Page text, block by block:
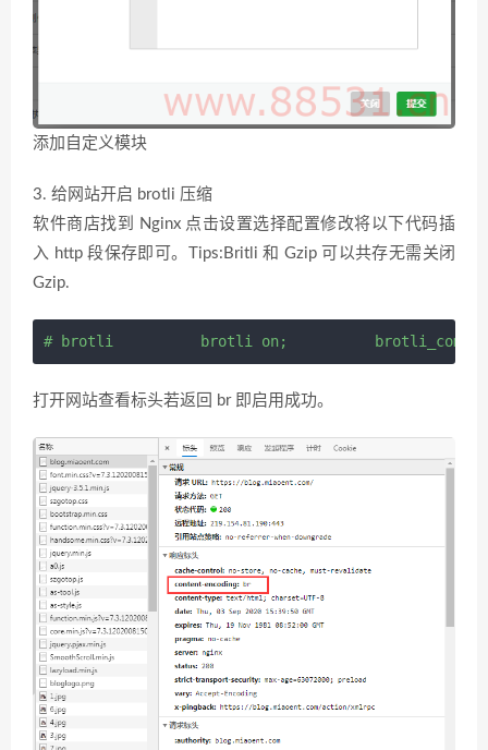
添加自定义模块
3. 给网站开启 brotli 压缩
软件商店找到 Nginx 点击设置选择配置修改将以下代码插
入 http 段保存即可。Tips:Britli 和 Gzip 可以共存无需关闭
Gzip.
# brotli          brotli on;
打开网站查看标头若返回 br 即启用成功。